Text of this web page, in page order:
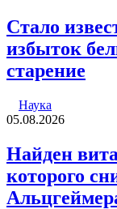
Стало
избыток
старение
Наука
05.08.2026
Найден
которого